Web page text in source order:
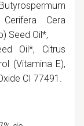
Cera
Seed Oil*,
Oil*, Citrus
(Vitamina E),
CI 77491.